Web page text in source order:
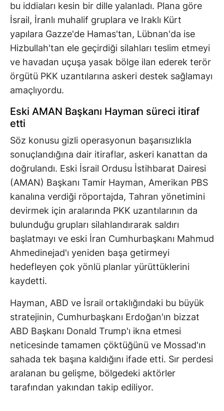
bu iddiaları kesin bir dille yalanladı. Plana göre
İsrail, İranlı muhalif gruplara ve Iraklı Kürt
yapılara Gazze'de Hamas'tan, Lübnan'da ise
Hizbullah'tan ele geçirdiği silahları teslim etmeyi
ve havadan uçuşa yasak bölge ilan ederek terör
örgütü PKK uzantılarına askeri destek sağlamayı
amaçlıyordu.
Eski AMAN Başkanı Hayman süreci itiraf
etti
Söz konusu gizli operasyonun başarısızlıkla
sonuçlandığına dair itiraflar, askeri kanattan da
doğrulandı. Eski İsrail Ordusu İstihbarat Dairesi
(AMAN) Başkanı Tamir Hayman, Amerikan PBS
kanalına verdiği röportajda, Tahran yönetimini
devirmek için aralarında PKK uzantılarının da
bulunduğu grupları silahlandırarak saldırı
başlatmayı ve eski İran Cumhurbaşkanı Mahmud
Ahmedinejad'ı yeniden başa getirmeyi
hedefleyen çok yönlü planlar yürüttüklerini
kaydetti.
Hayman, ABD ve İsrail ortaklığındaki bu büyük
stratejinin, Cumhurbaşkanı Erdoğan'ın bizzat
ABD Başkanı Donald Trump'ı ikna etmesi
neticesinde tamamen çöktüğünü ve Mossad'ın
sahada tek başına kaldığını ifade etti. Sır perdesi
aralanan bu gelişme, bölgedeki aktörler
tarafından yakından takip ediliyor.